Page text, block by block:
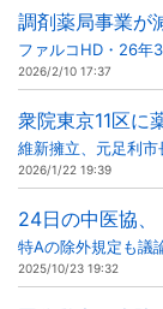
調剤薬局事業が
ファルコHD・26年
2026/2/10 17:37
衆院東京11区に
維新擁立、元足利市
2026/1/22 19:39
24日の中医協、
特Aの除外規定も議
2025/10/23 19:32